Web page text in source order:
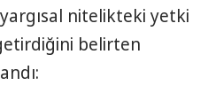
nitelikteki yetki
belirten